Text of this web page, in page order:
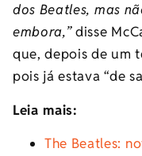
dos Beatles, mas
embora,”disse
que, depois de um
pois já estava “de
Leia mais:
The Beatles: